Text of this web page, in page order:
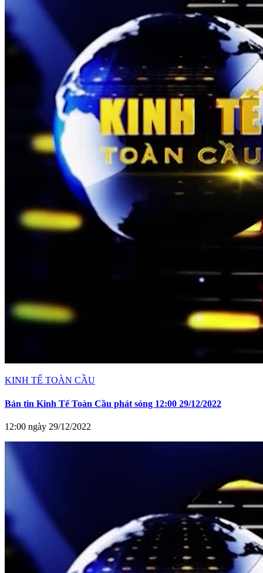
KINH TẾ TOÀN CẦU
Bản tin Kinh Tế Toàn Cầu phát sóng 12:00 29/12/2022
12:00 ngày 29/12/2022